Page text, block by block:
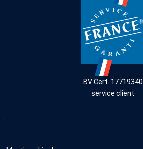
BV Cert. 17719340
service client